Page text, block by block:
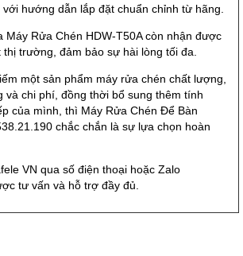
hướng dẫn lắp đặt chuẩn chỉnh từ hãng.
Máy Rửa Chén HDW-T50A còn nhận được
trường, đảm bảo sự hài lòng tối đa.
một sản phẩm máy rửa chén chất lượng,
và chi phí, đồng thời bổ sung thêm tính
của mình, thì Máy Rửa Chén Để Bàn
chắc chắn là sự lựa chọn hoàn
VN qua số điện thoại hoặc Zalo
tư vấn và hỗ trợ đầy đủ.